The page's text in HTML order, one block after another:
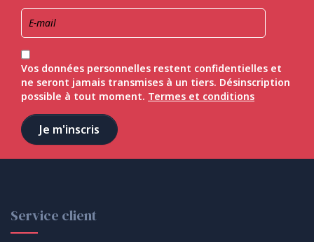
Vos données personnelles restent confidentielles et
ne seront jamais transmises à un tiers. Désinscription
possible à tout moment. Termes et conditions
Service client